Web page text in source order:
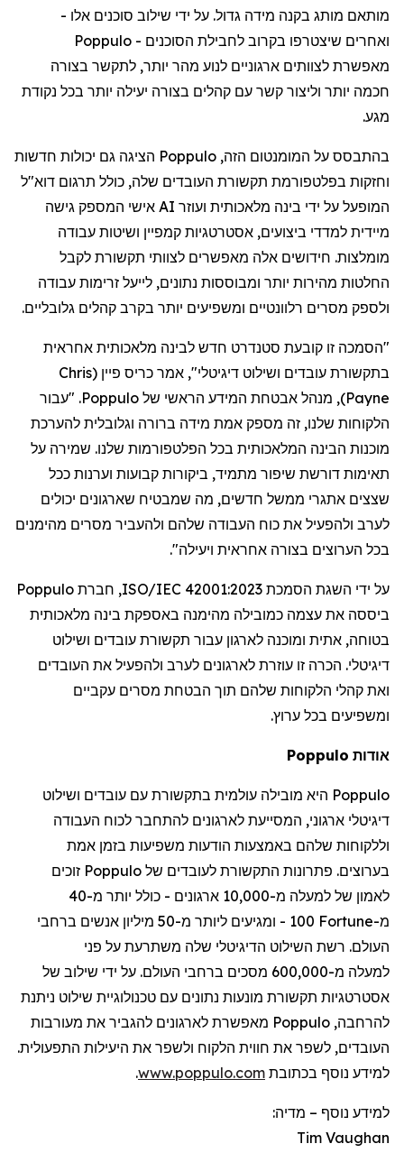
מותאם מותג בקנה מידה גדול. על ידי שילוב סוכנים אלו -
ואחרים שיצטרפו בקרוב לחבילת הסוכנים -
Poppulo
מאפשרת לצוותים ארגוניים לנוע מהר יותר, לתקשר בצורה
חכמה יותר וליצור קשר עם קהלים בצורה יעילה יותר בכל נקודת
מגע.
בהתבסס על המומנטום הזה,
Poppulo הציגה גם יכולות חדשות
וחזקות בפלטפורמת תקשורת העובדים שלה, כולל תרגום דוא"ל
המופעל על ידי בינה מלאכותית ועוזר אישי המספק גישה
מיידית למדדי ביצועים, אסטרטגיות קמפיין ושיטות עבודה
מומלצות. חידושים אלה מאפשרים לצוותי תקשורת לקבל
החלטות מהירות יותר ומבוססות נתונים, לייעל זרימות עבודה
ולספק מסרים רלוונטיים ומשפיעים יותר בקרב קהלים גלובליים.
"הסמכה זו קובעת סטנדרט חדש לבינה מלאכותית אחראית
בתקשורת עובדים ושילוט דיגיטלי", אמר כריס פיין (
Chris
Payne
)
, מנהל אבטחת המידע הראשי של Poppulo
. "עבור
הלקוחות שלנו, זה מספק אמת מידה ברורה וגלובלית להערכת
מוכנות הבינה המלאכותית בכל הפלטפורמות שלנו. שמירה על
תאימות דורשת שיפור מתמיד, ביקורות קבועות וערנות ככל
שצצים אתגרי ממשל חדשים, מה שמבטיח שארגונים יכולים
לערב ולהפעיל את כוח העבודה שלהם ולהעביר מסרים מהימנים
בכל הערוצים בצורה אחראית ויעילה".
על ידי השגת הסמכת חברת Poppulo
ביססה את עצמה כמובילה מהימנה באספקת בינה מלאכותית
בטוחה, אתית ומוכנה לארגון עבור תקשורת עובדים ושילוט
דיגיטלי. הכרה זו עוזרת לארגונים לערב ולהפעיל את העובדים
ואת קהלי הלקוחות שלהם תוך הבטחת מסרים עקביים
ומשפיעים בכל ערוץ.
אודות Poppulo
Poppulo היא מובילה עולמית בתקשורת עם עובדים ושילוט
דיגיטלי ארגוני, המסייעת לארגונים להתחבר לכוח העבודה
וללקוחות שלהם באמצעות הודעות משפיעות בזמן אמת
בערוצים. פתרונות התקשורת לעובדים של Poppulo זוכים
לאמון של למעלה מ-10,000 ארגונים - כולל יותר
מ-40
מ-Fortune ומגיעים ליותר מ-50 מיליון אנשים ברחבי
העולם. רשת השילוט הדיגיטלי שלה משתרעת על פני
למעלה מ-600,000 מסכים ברחבי העולם. על ידי שילוב של
אסטרטגיות תקשורת מונעות נתונים עם טכנולוגיית שילוט ניתנת
להרחבה,
Poppulo מאפשרת לארגונים להגביר את מעורבות
העובדים, לשפר את חווית הלקוח ולשפר את היעילות התפעולית.
למידע נוסף בכתובת www.poppulo.com
.
למידע נוסף – מדיה:
Tim Vaughan